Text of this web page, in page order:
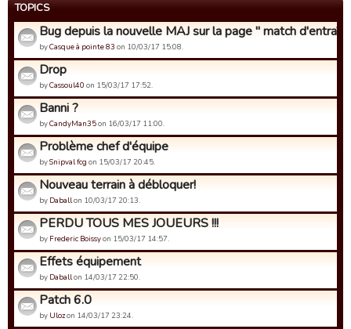
TOPICS
Bug depuis la nouvelle MAJ sur la page " match
byCasque à pointe 83 on 10/03/17 15:08.
Drop
byCassoul40 on 15/03/17 17:52.
Banni ?
byCandyMan35on 16/03/17 11:00.
Problème chef d'équipe
bySnipval fcg on 15/03/17 20:45.
Nouveau terrain à débloquer!
by Daballon 10/03/17 20:13.
PERDU TOUS MES JOUEURS !!!
by Frederic Boissyon 15/03/17 14:57.
Effets équipement
by Daballon 14/03/17 22:50.
Patch 6.0
by Ulozon 14/03/17 23:24.